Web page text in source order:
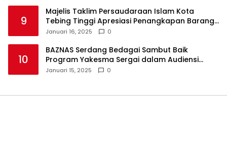
9
Majelis Taklim Persaudaraan Islam Kota
Tebing Tinggi Apresiasi Penangkapan Barang
Haram
Januari 16, 2025 0
10
BAZNAS Serdang Bedagai Sambut Baik
Program Yakesma Sergai dalam Audiensi
Perkenalan Pengurus Baru
Januari 15, 2025 0